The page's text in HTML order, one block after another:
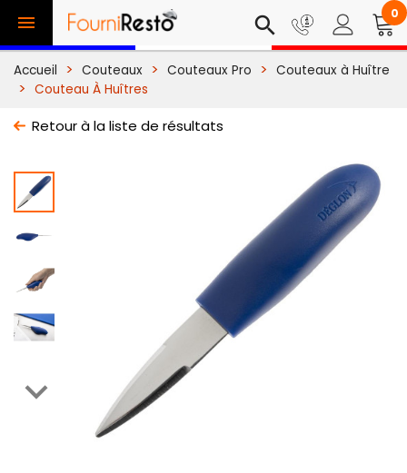
 search 0
Accueil Couteaux Couteaux Pro
Couteaux à Huître
Couteau À Huîtres
Retour à la liste de résultats
